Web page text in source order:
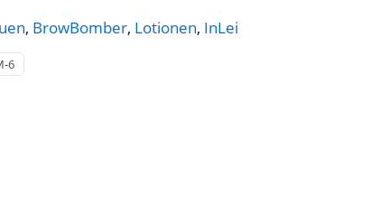
, BrowBomber, Lotionen, InLei
6